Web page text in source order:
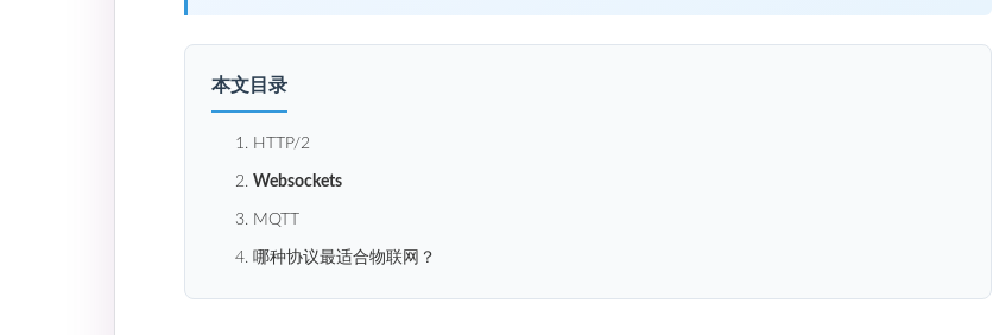
本文目录
1. HTTP/2
2. Websockets
3. MQTT
4. 哪种协议最适合物联网？